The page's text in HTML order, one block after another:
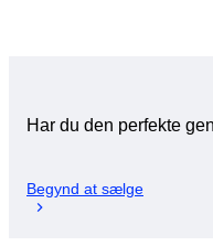
Har du den perfekte
Begynd at sælge